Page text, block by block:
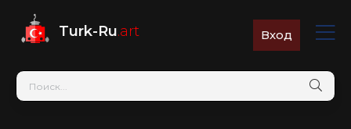
Turk-Ru.art Вход